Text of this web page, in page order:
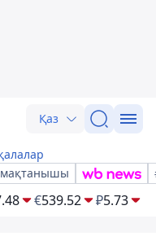
Қаз
мақтанышы
€539.52 ₽5.73